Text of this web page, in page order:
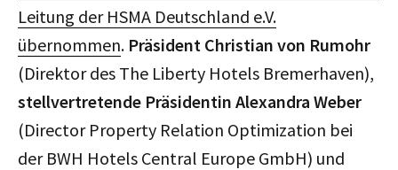
Leitung der HSMA Deutschland e.V.
übernommen. Präsident Christian von Rumohr
(Direktor des The Liberty Hotels Bremerhaven),
stellvertretende Präsidentin Alexandra Weber
(Director Property Relation Optimization bei
der BWH Hotels Central Europe GmbH) und